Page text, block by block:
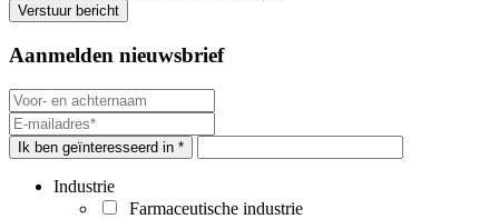
Aanmelden nieuwsbrief
Ik ben geïnteresseerd in *
Industrie
Farmaceutische industrie